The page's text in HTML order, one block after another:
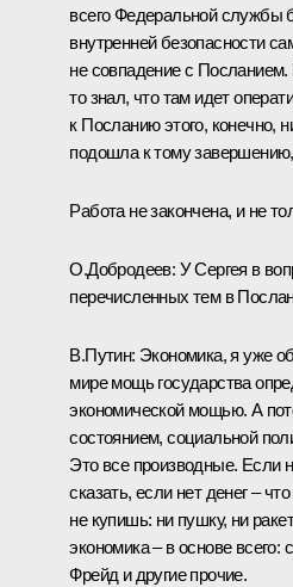
всего Федеральной службы
внутренней безопасности
не совпадение с Посланием.
то знал, что там идет
к Посланию этого, конечно,
подошла к тому
Работа не закончена, и не
О.Добродеев: У Сергея в
перечисленных тем в
В.Путин: Экономика, я уже
мире мощь государства
экономической мощью. А
состоянием, социальной
Это все производные. Если
сказать, если нет денег –
не купишь: ни пушку, ни
экономика – в основе
Фрейд и другие прочие.